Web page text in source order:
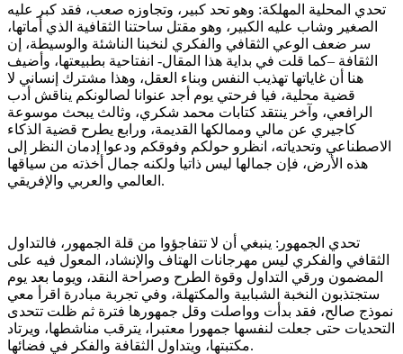
تحدي المحلية المهلكة: وهو تحد كبير، وتجاوزه صعب، فقد كبر عليه
الصغير وشاب عليه الكبير، وهو مقتل ساحتنا الثقافية الذي أماتها،
سر ضعف الوعي الثقافي والفكري لنخبنا الناشئة والوسيطة، إن
الثقافة –كما قلت في بداية هذا المقال- انفتاحية بطبيعتها، وأضيف
هنا أن غاياتها تهذيب النفس وبناء العقل، وهذا مشترك إنساني لا
قضية محلية، فيا فرحتي يوم أجد عنوانا لصالونكم يناقش أدب
الرافعي، وآخر ينتقد كتابات محمد شكري، وثالث يبحث موسوعة
كاجيري عن مالي وممالكها القديمة، ورابع يطرح قضية الذكاء
الاصطناعي وتحدياته، انظرو حولكم وفوقكم ودعوا إدمان النظر إلى
هذه الأرض، فإن جمالها ليس ذاتيا ولكنه جمال أخذته من سياقها
العالمي والعربي والإفريقي.
تحدي الجمهور: ينبغي أن لا تتفاجؤوا من قلة الجمهور، فالتداول
الثقافي والفكري ليس مهرجانات الهتاف والإنشاد، المعول فيه على
المضمون ورقي التداول وقوة الطرح وصراحة النقد، ويوما بعد يوم
ستجتذبون النخبة الشبابية والمكتهلة، وفي تجربة مبادرة اقرأ معي
نموذج صالح، فقد بدأت وواصلت وقل جمهورها فترة ثم ظلت تتحدى
التحديات حتى جعلت لنفسها جمهورا معتبرا، يترقب مناشطها، ويرتاد
مكتبتها، ويتداول الثقافة والفكر في فضائها.